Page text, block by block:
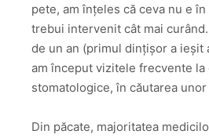
pete, am înțeles că ceva nu e
trebui intervenit cât mai
de un an (primul dințișor a ieșit
am început vizitele frecvente la
stomatologice, în căutarea
Din păcate, majoritatea